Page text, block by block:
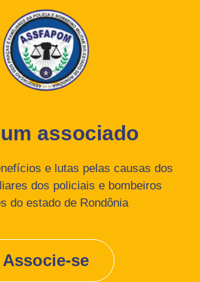
associado
e lutas pelas causas dos
dos policiais e bombeiros
do estado de Rondônia
Associe-se